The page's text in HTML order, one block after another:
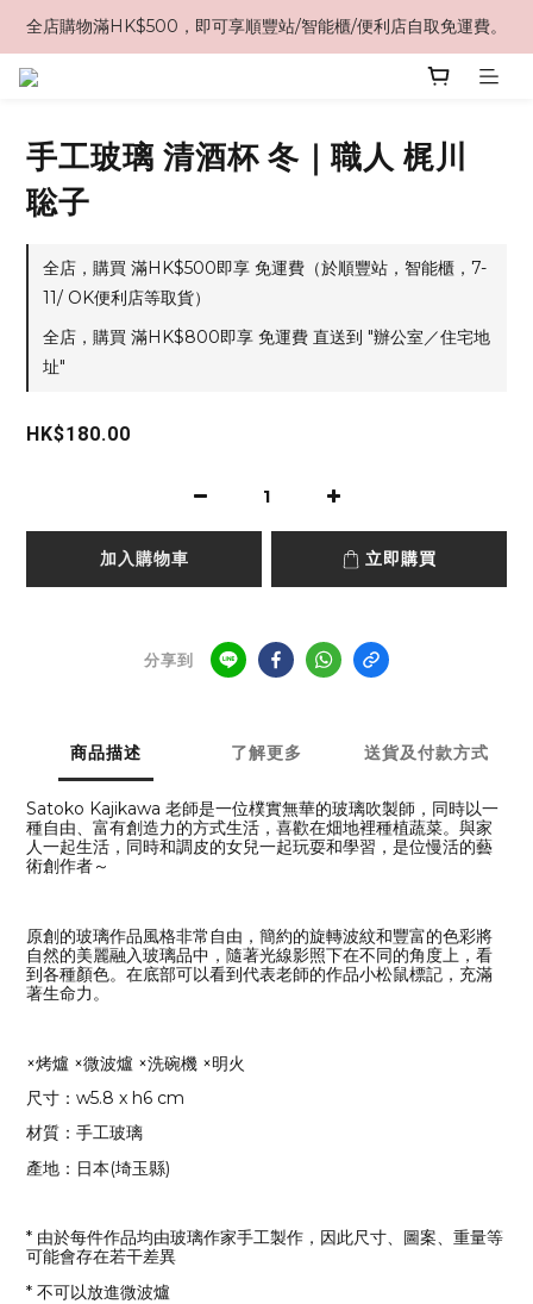
全店購物滿HK$500，即可享順豐站/智能櫃/便利店自取免運費。
手工玻璃 清酒杯 冬｜職人 梶川
聡子
全店，購買 滿HK$500即享 免運費（於順豐站，智能櫃，7-
11/ OK便利店等取貨）
全店，購買 滿HK$800即享 免運費 直送到 "辦公室／住宅地
址"
HK$180.00
加入購物車 立即購買
分享到
商品描述 了解更多 送貨及付款方式
Satoko Kajikawa 老師是一位樸實無華的玻璃吹製師，同時以一
種自由、富有創造力的方式生活，喜歡在畑地裡種植蔬菜。與家
人一起生活，同時和調皮的女兒一起玩耍和學習，是位慢活的藝
術創作者～
原創的玻璃作品風格非常自由，簡約的旋轉波紋和豐富的色彩將
自然的美麗融入玻璃品中，隨著光線影照下在不同的角度上，看
到各種顏色。在底部可以看到代表老師的作品小松鼠標記，充滿
著生命力。
×烤爐 ×微波爐 ×洗碗機 ×明火
尺寸：w5.8 x h6 cm
材質：手工玻璃
產地：日本(埼玉縣)
* 由於每件作品均由玻璃作家手工製作，因此尺寸、圖案、重量等
可能會存在若干差異
* 不可以放進微波爐